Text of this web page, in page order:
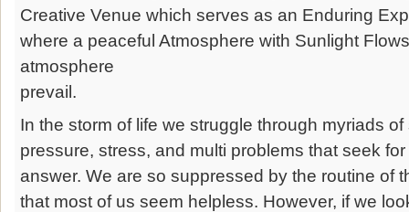
Creative Venue which serves as an Enduring
where a peaceful Atmosphere with Sunlight
atmosphere
prevail.
In the storm of life we struggle through myriads of
pressure, stress, and multi problems that seek
answer. We are so suppressed by the routine of
that most of us seem helpless. However, if we